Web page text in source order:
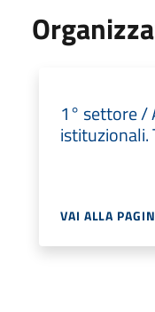
1° settore /
istituzionali.
VAI ALLA